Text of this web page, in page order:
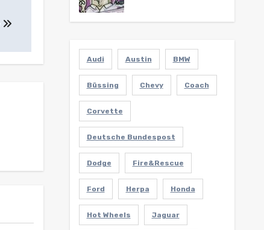
Audi Austin BMW
Büssing Chevy Coach
Corvette
Deutsche Bundespost
Dodge Fire&Rescue
Ford Herpa Honda
Hot Wheels Jaguar